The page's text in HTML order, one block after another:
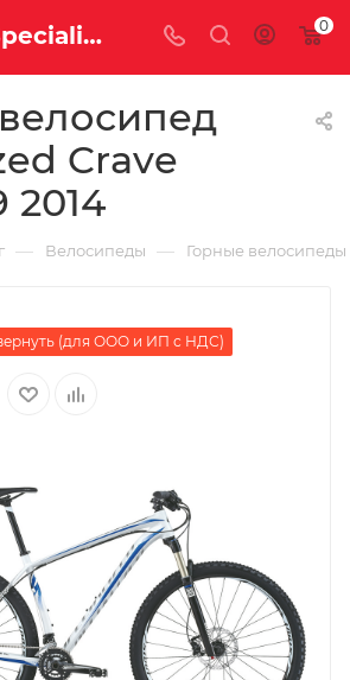
Купить Specialized Crave Comp 29 2014 за рублей, а со скидкой 0
Crave
2014
— Велосипеды — Горные велосипеды
(для ООО и ИП с НДС)